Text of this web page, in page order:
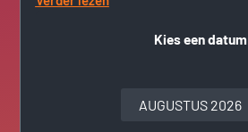
Kies een datum